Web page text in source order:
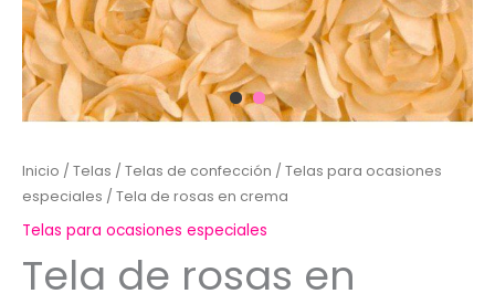
Inicio / Telas / Telas de confección / Telas para ocasiones
especiales / Tela de rosas en crema
Telas para ocasiones especiales
Tela de rosas en